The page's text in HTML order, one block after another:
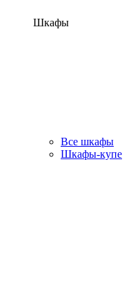
Шкафы
Все шкафы
Шкафы-купе